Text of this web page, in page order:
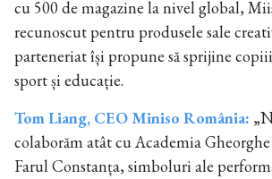
cu 500 de magazine la nivel global,
recunoscut pentru produsele sale
parteneriat își propune să sprijine
sport și educație.
Tom Liang, CEO Miniso România:
colaborăm atât cu Academia
Farul Constanța, simboluri ale